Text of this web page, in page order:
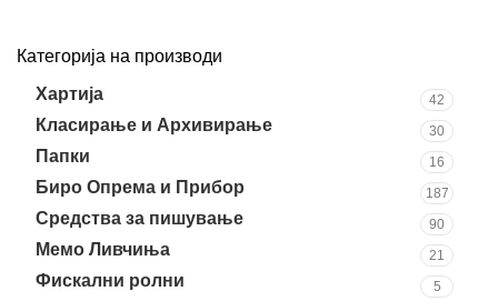
Категорија на производи
Хартија
42
Класирање и Архивирање 30
Папки 16
Биро Опрема и Прибор 187
Средства за пишување 90
Мемо Ливчиња 21
Фискални ролни 5